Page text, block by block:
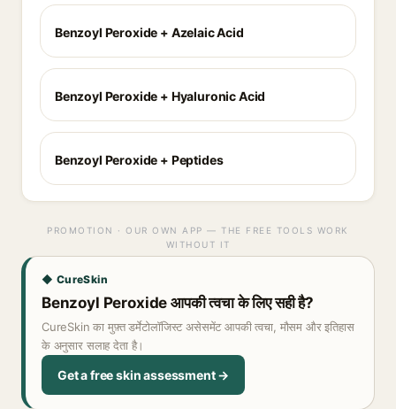
Benzoyl Peroxide + Azelaic Acid
Benzoyl Peroxide + Hyaluronic Acid
Benzoyl Peroxide + Peptides
PROMOTION · OUR OWN APP — THE FREE TOOLS WORK
WITHOUT IT
◆ CureSkin
Benzoyl Peroxide आपकी त्वचा के लिए सही है?
CureSkin का मुफ़्त डर्मेटोलॉजिस्ट असेसमेंट आपकी त्वचा, मौसम और इतिहास
के अनुसार सलाह देता है।
Get a free skin assessment →